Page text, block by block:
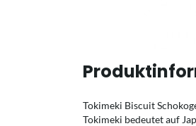
Tokimeki Biscuit
Tokimeki bedeutet auf